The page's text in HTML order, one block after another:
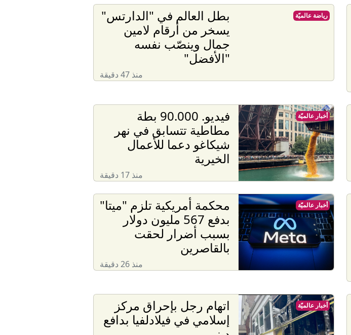
بطل العالم في "الدارتس"
يسخر من أرقام لامين
جمال وينصّب نفسه
"الأفضل"
منذ 47 دقيقة
رياضة عالميّة
فيديو. 90.000 بطة
مطاطية تتسابق في نهر
شيكاغو دعما للأعمال
الخيرية
منذ 17 دقيقة
أخبار عالميّة
محكمة أمريكية تلزم "ميتا"
بدفع 567 مليون دولار
بسبب أضرار لحقت
بالقاصرين
منذ 26 دقيقة
أخبار عالميّة
اتهام رجل بإحراق مركز
إسلامي في فيلادلفيا بدافع
أخبار عالميّة